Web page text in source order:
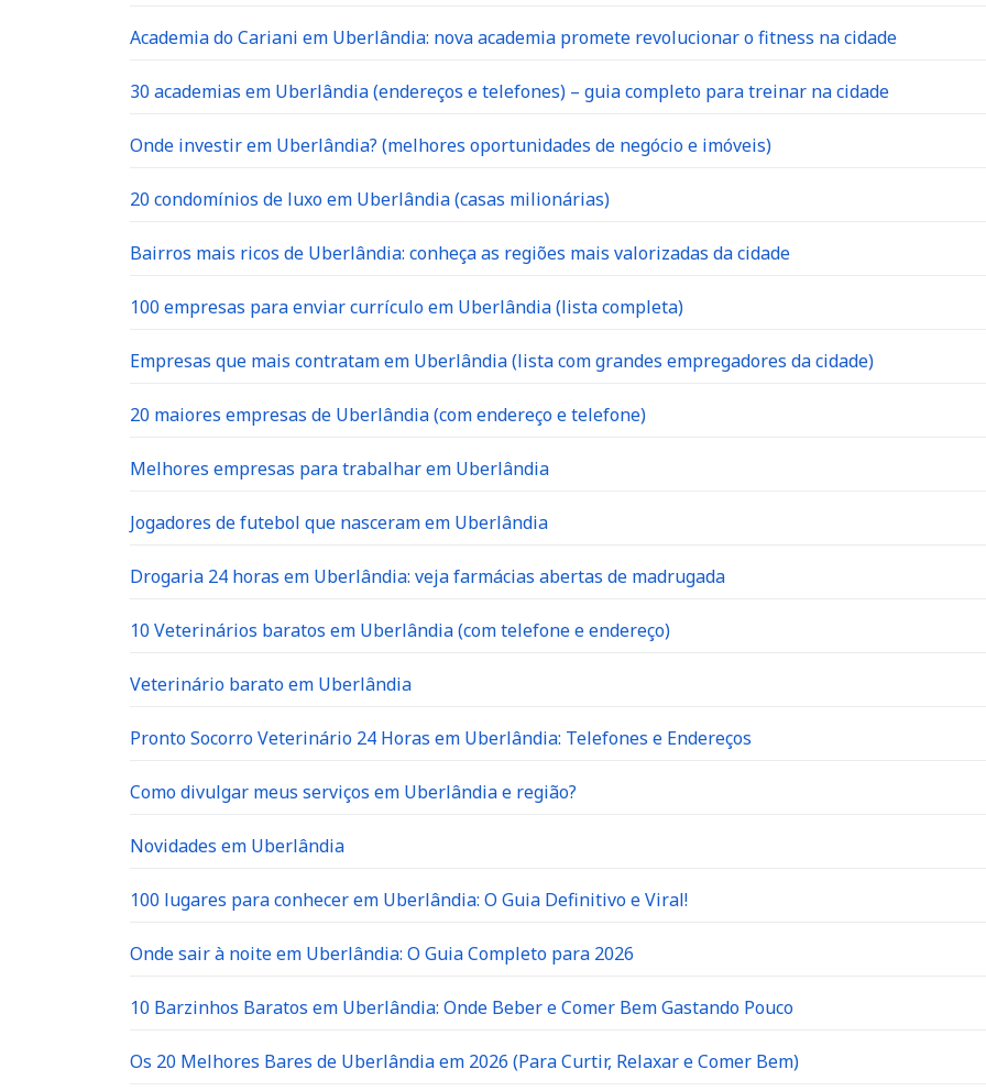
Academia do Cariani em Uberlândia: nova academia promete revolucionar o fitness na cidade
30 academias em Uberlândia (endereços e telefones) – guia completo para treinar na cidade
Onde investir em Uberlândia? (melhores oportunidades de negócio e imóveis)
20 condomínios de luxo em Uberlândia (casas milionárias)
Bairros mais ricos de Uberlândia: conheça as regiões mais valorizadas da cidade
100 empresas para enviar currículo em Uberlândia (lista completa)
Empresas que mais contratam em Uberlândia (lista com grandes empregadores da cidade)
20 maiores empresas de Uberlândia (com endereço e telefone)
Melhores empresas para trabalhar em Uberlândia
Jogadores de futebol que nasceram em Uberlândia
Drogaria 24 horas em Uberlândia: veja farmácias abertas de madrugada
10 Veterinários baratos em Uberlândia (com telefone e endereço)
Veterinário barato em Uberlândia
Pronto Socorro Veterinário 24 Horas em Uberlândia: Telefones e Endereços
Como divulgar meus serviços em Uberlândia e região?
Novidades em Uberlândia
100 lugares para conhecer em Uberlândia: O Guia Definitivo e Viral!
Onde sair à noite em Uberlândia: O Guia Completo para 2026
10 Barzinhos Baratos em Uberlândia: Onde Beber e Comer Bem Gastando Pouco
Os 20 Melhores Bares de Uberlândia em 2026 (Para Curtir, Relaxar e Comer Bem)